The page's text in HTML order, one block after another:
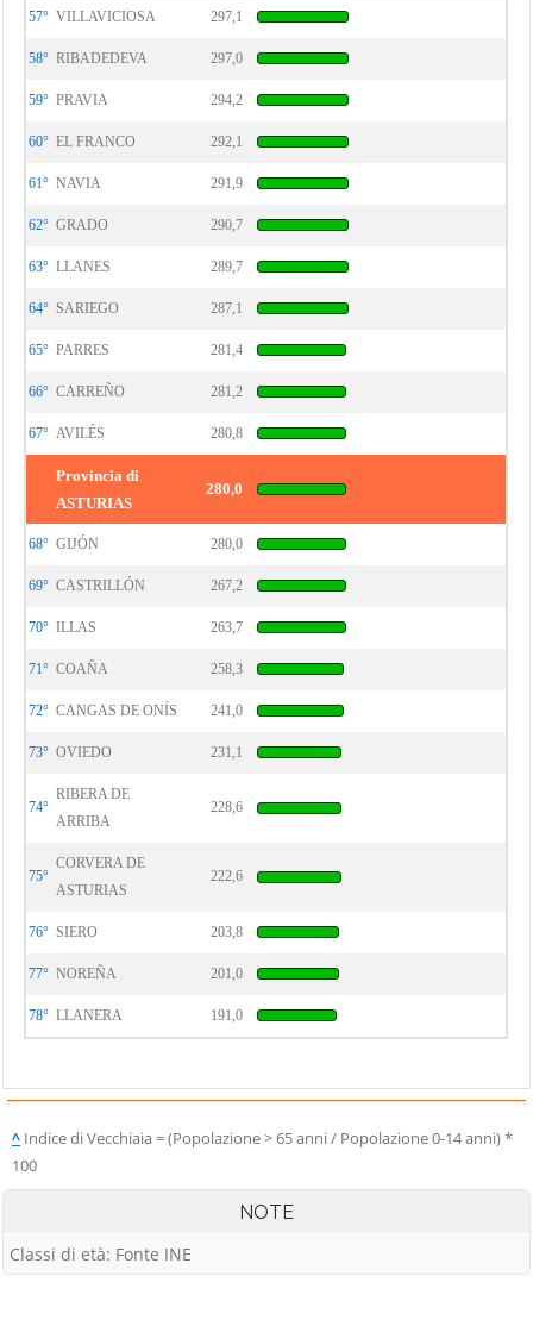
57° VILLAVICIOSA 297,1
58° RIBADEDEVA 297,0
59° PRAVIA 294,2
60° EL FRANCO 292,1
61° NAVIA 291,9
62° GRADO 290,7
63° LLANES 289,7
64° SARIEGO 287,1
65° PARRES 281,4
66° CARREÑO 281,2
67° AVILÉS 280,8
Provincia di
ASTURIAS
280,0
68° GIJÓN 280,0
69° CASTRILLÓN 267,2
70° ILLAS 263,7
71° COAÑA 258,3
72° CANGAS DE ONÍS 241,0
73° OVIEDO 231,1
74°
RIBERA DE
ARRIBA
228,6
75°
CORVERA DE
ASTURIAS
222,6
76° SIERO 203,8
77° NOREÑA 201,0
78° LLANERA 191,0
^ Indice di Vecchiaia = (Popolazione > 65 anni / Popolazione 0-14 anni) *
100
NOTE
Classi di età: Fonte INE